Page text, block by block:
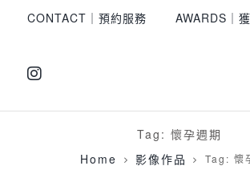
CONTACT｜預約服務 AWARDS｜
Tag: 懷孕週期
Home
影像作品 Tag: 懷